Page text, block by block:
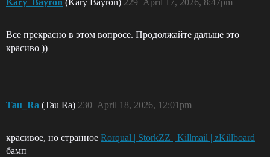
Kary_Bayron (Kary Bayron) April 17, 2026, 8:47pm
229
Все прекрасно в этом вопросе. Продолжайте дальше это
красиво ))
Tau_Ra (Tau Ra) April 18, 2026, 12:01pm
230
красивое, но странное Rorqual | StorkZZ | Killmail | zKillboard
бамп